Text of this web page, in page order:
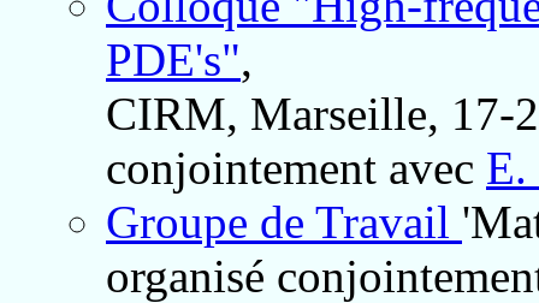
PDE's",
CIRM, Marseille, 17-
conjointement avec
Groupe de Travail
organisé